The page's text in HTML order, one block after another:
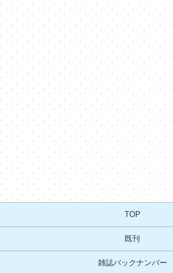
TOP
既刊
雑誌バックナンバー